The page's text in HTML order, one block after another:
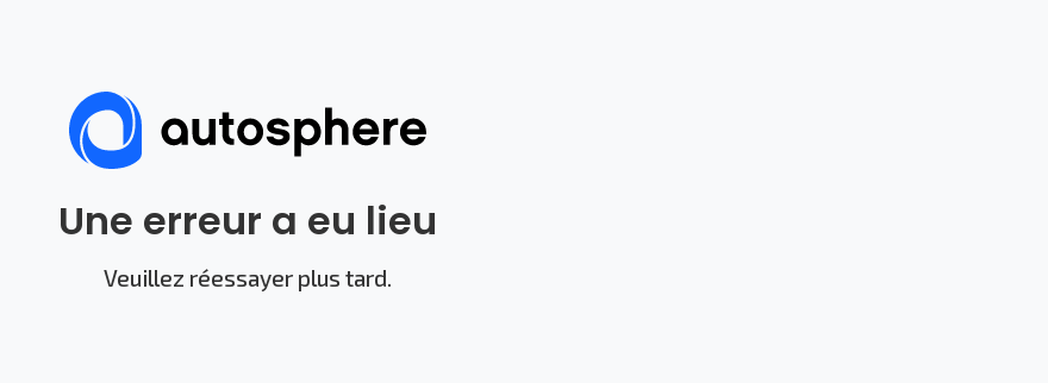
Une erreur a eu lieu
Veuillez réessayer plus tard.